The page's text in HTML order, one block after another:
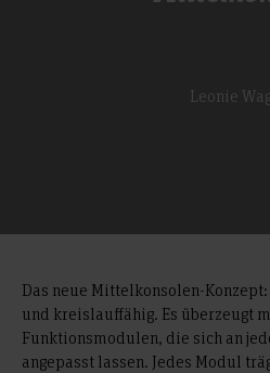
Leonie
Das neue Mittelkonsolen-
und kreislauffähig. Es überzeugt
Funktionsmodulen, die sich an
angepasst lassen. Jedes Modul